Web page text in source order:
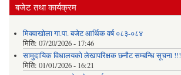
बजेट तथा कार्यक्रम
मिक्वाखोला गा.पा. बजेट आर्थिक वर्ष ०८३-०८४
मिति: 07/20/2026 - 17:46
सामुदायिक विधालयको लेखापरिक्षक छनौट सम्बन्धि सूचना !!!
मिति: 01/01/2026 - 16:21